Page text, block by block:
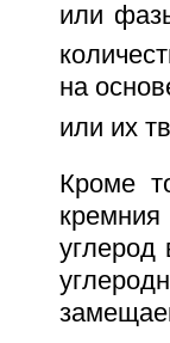
или
на
или их
Кроме
углерод